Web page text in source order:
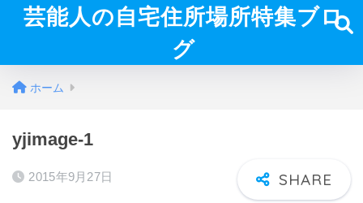
芸能人の自宅住所場所特集ブロ
グ
ホーム
yjimage-1
2015年9月27日